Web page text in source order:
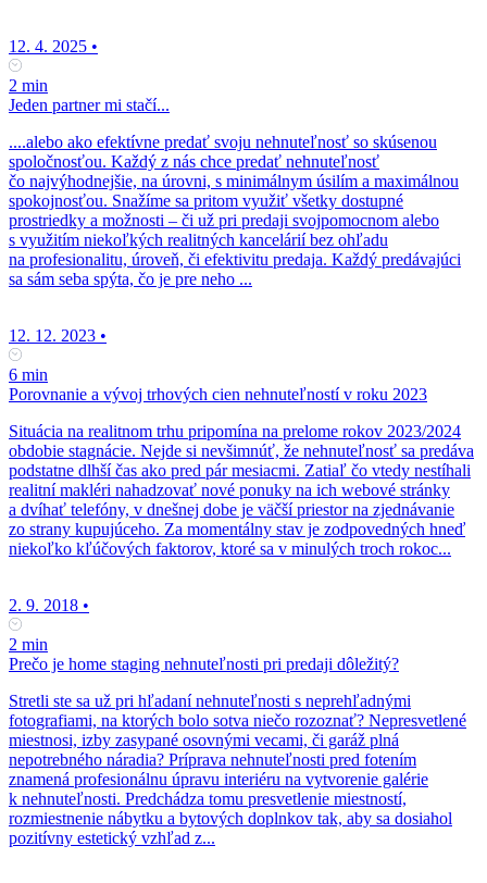
12. 4. 2025 •
2 min
Jeden partner mi stačí...
....alebo ako efektívne predať svoju nehnuteľnosť so skúsenou
spoločnosťou. Každý z nás chce predať nehnuteľnosť
čo najvýhodnejšie, na úrovni, s minimálnym úsilím a maximálnou
spokojnosťou. Snažíme sa pritom využiť všetky dostupné
prostriedky a možnosti – či už pri predaji svojpomocnom alebo
s využitím niekoľkých realitných kancelárií bez ohľadu
na profesionalitu, úroveň, či efektivitu predaja. Každý predávajúci
sa sám seba spýta, čo je pre neho ...
12. 12. 2023 •
6 min
Porovnanie a vývoj trhových cien nehnuteľností v roku 2023
Situácia na realitnom trhu pripomína na prelome rokov 2023/2024
obdobie stagnácie. Nejde si nevšimnúť, že nehnuteľnosť sa predáva
podstatne dlhší čas ako pred pár mesiacmi. Zatiaľ čo vtedy nestíhali
realitní makléri nahadzovať nové ponuky na ich webové stránky
a dvíhať telefóny, v dnešnej dobe je väčší priestor na zjednávanie
zo strany kupujúceho. Za momentálny stav je zodpovedných hneď
niekoľko kľúčových faktorov, ktoré sa v minulých troch rokoc...
2. 9. 2018 •
2 min
Prečo je home staging nehnuteľnosti pri predaji dôležitý?
Stretli ste sa už pri hľadaní nehnuteľnosti s neprehľadnými
fotografiami, na ktorých bolo sotva niečo rozoznať? Nepresvetlené
miestnosi, izby zasypané osovnými vecami, či garáž plná
nepotrebného náradia? Príprava nehnuteľnosti pred fotením
znamená profesionálnu úpravu interiéru na vytvorenie galérie
k nehnuteľnosti. Predchádza tomu presvetlenie miestností,
rozmiestnenie nábytku a bytových doplnkov tak, aby sa dosiahol
pozitívny estetický vzhľad z...